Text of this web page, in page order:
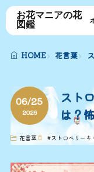
お花マニアの花
図鑑
HOME 花言葉
06/25
2026
スト
は？
花言葉 #ストロベリーキ